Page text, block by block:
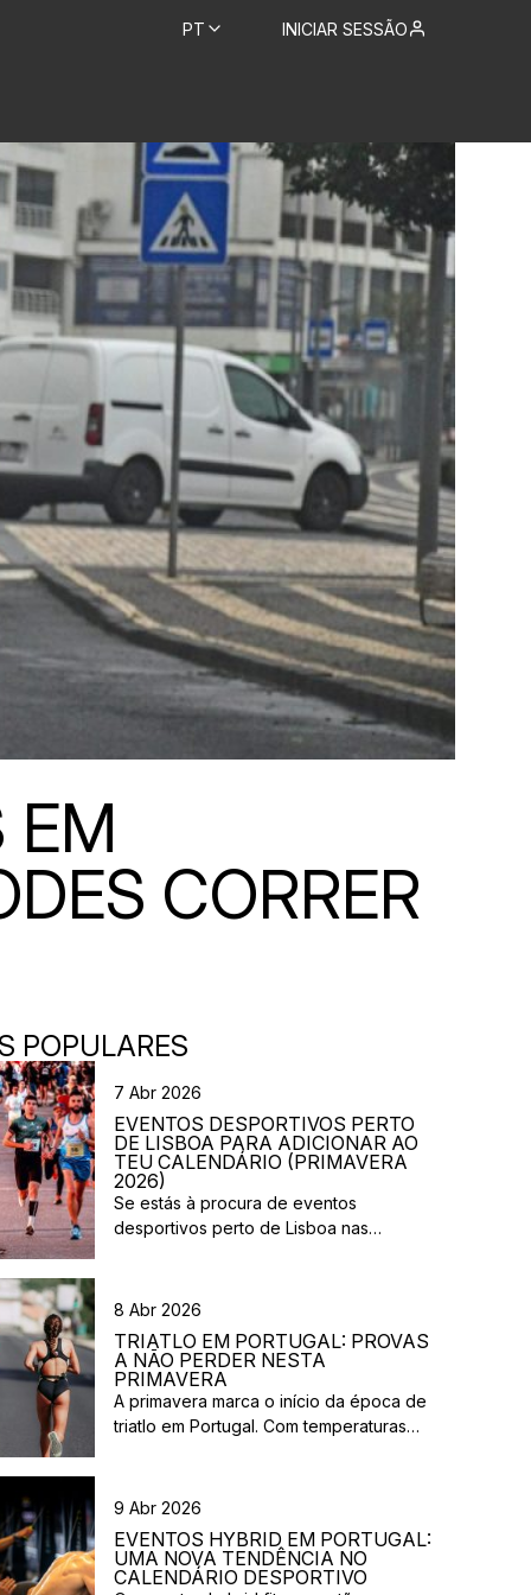
PT INICIAR SESSÃO
EM
CORRER
POPULARES
7 Abr 2026
EVENTOS DESPORTIVOS PERTO
DE LISBOA PARA ADICIONAR AO
TEU CALENDÁRIO (PRIMAVERA
2026)
Se estás à procura de eventos
desportivos perto de Lisboa nas
vão acontecer na região durante esta
provas urbanas e eventos de trail,
existem opções para diferentes níveis e
objetivos. Aqui ficam algumas sugestões
de eventos desportivos perto de Lisboa
8 Abr 2026
TRIATLO EM PORTUGAL: PROVAS
A NÃO PERDER NESTA
PRIMAVERA
A primavera marca o início da época de
triatlo em Portugal. Com temperaturas
esta é uma excelente altura para planear
teu primeiro triatlo. Entre provas de
longa distância, eventos costeiros e
9 Abr 2026
EVENTOS HYBRID EM PORTUGAL:
UMA NOVA TENDÊNCIA NO
CALENDÁRIO DESPORTIVO